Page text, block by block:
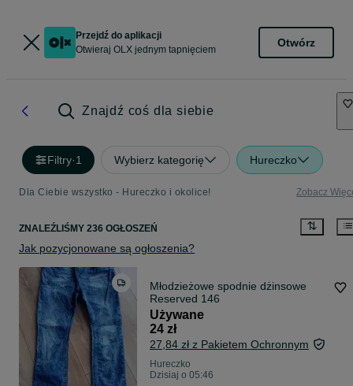
Przejdź do aplikacji
Otwieraj OLX jednym tapnięciem
Otwórz
Znajdź coś dla siebie
Filtry·1 Wybierz kategorię Hureczko
Dla Ciebie wszystko - Hureczko i okolice! Zobacz
ZNALEŹLIŚMY 236 OGŁOSZEŃ
Jak pozycjonowane są ogłoszenia?
Młodzieżowe spodnie dżinsowe
Reserved 146
Używane
24 zł
27,84 zł z Pakietem Ochronnym
Hureczko
Dzisiaj o 05:46